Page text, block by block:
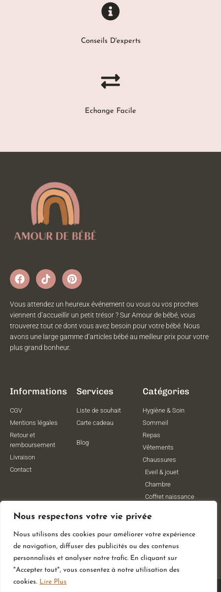
Nous respectons votre vie privée
Nous utilisons des cookies pour améliorer votre expérience
de navigation, diffuser des publicités ou des contenus
personnalisés et analyser notre trafic. En cliquant sur
"Accepter tout", vous consentez à notre utilisation des
cookies. Lire Plus
Conseils D'experts
Echange Facile
Vous attendez un heureux événement ou vous ou vos proches
viennent d’accueillir un petit trésor ? Sur Amour de bébé, vous
trouverez tout ce dont vous avez besoin pour votre bébé. Nous
avons une large gamme d’articles bébé au meilleur prix pour votre
plus grand bonheur.
Informations
CGV
Mentions légales
Retour et
remboursement
Livraison
Contact
Services
Liste de souhait
Carte cadeau
Blog
Catégories
Hygiène & Soin
Sommeil
Repas
Vêtements
Chaussures
Eveil & jouet
Chambre
Coffret naissance
Vêtements de
grossesse
Lithothérapie
Poussettes